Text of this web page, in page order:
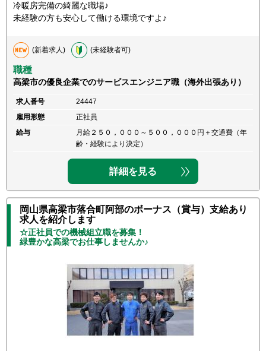
冷暖房完備の綺麗な職場♪
未経験の方も安心して働ける環境ですよ♪
(新着求人) (未経験者可)
職種
高梁市の優良企業でのサービスエンジニア職（海外出張あり）
求人番号
24447
雇用形態
正社員
給与
月給２５０，０００～５００，０００円＋交通費（年
齢・経験により決定）
詳細を見る
岡山県高梁市落合町阿部のボーナス（賞与）支給あり
求人を紹介します
☆正社員での機械組立職を募集！
緑豊かな高梁でお仕事しませんか♪